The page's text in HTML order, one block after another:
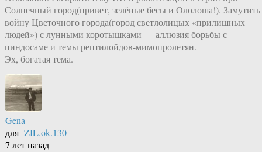
Солнечный город(привет, зелёные бесы и Ололоша!). Замутить
войну Цветочного города(город светлолицых «прилишных
людей») с лунными коротышками — аллюзия борьбы с
пиндосаме и темы рептилойдов-мимопролетян.
Эх, богатая тема.
Gena
для ZIL.ok.130
7 лет назад